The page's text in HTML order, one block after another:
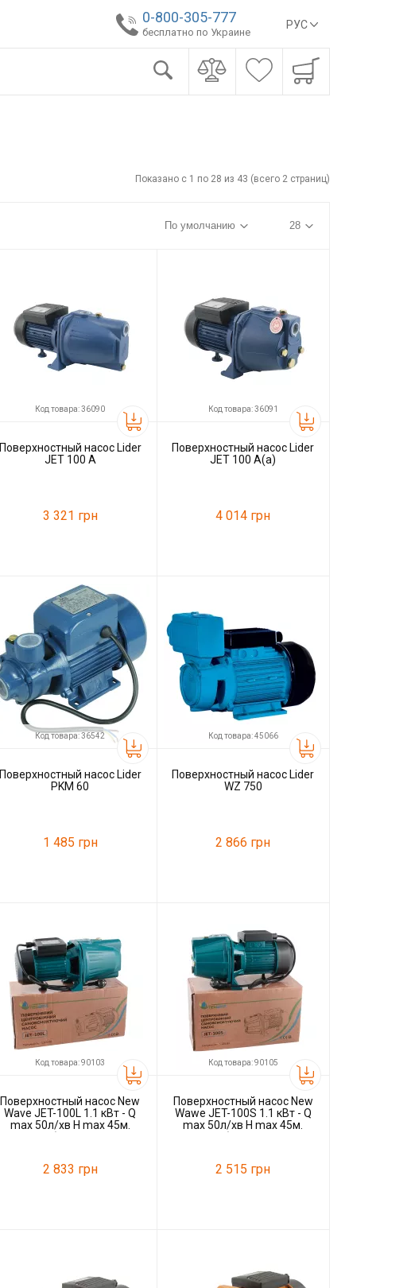
РУС
0-800-305-777
бесплатно по Украине
Показано с 1 по 28 из 43 (всего 2 страниц)
Код товара: 36090
Поверхностный насос Lider
JET 100 A
3 321 грн
Код товара: 36091
Поверхностный насос Lider
JET 100 A(a)
4 014 грн
Код товара: 36542
Поверхностный насос Lider
PKM 60
1 485 грн
Код товара: 45066
Поверхностный насос Lider
WZ 750
2 866 грн
Код товара: 90103
Поверхностный насос New
Wave JET-100L 1.1 кВт - Q
max 50л/хв H max 45м.
2 833 грн
Код товара: 90105
Поверхностный насос New
Wawe JET-100S 1.1 кВт - Q
max 50л/хв H max 45м.
2 515 грн